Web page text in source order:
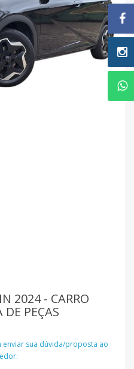
2024 - CARRO
PEÇAS
sua dúvida/proposta ao